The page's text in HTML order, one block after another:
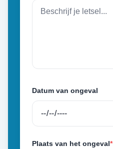
Datum van ongeval
Plaats van het ongeval*